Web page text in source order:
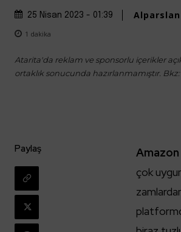
25 Nisan 2023 - 01:39
1 dakika
Atarita'da reklam ve sponsorlu içerikler
ortaklık sonucunda hazırlanmamıştır. Bkz:
Paylaş
çok